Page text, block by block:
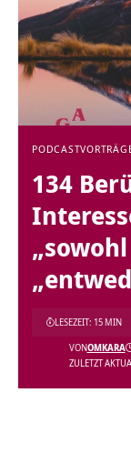
PODCAST
134
ZULETZT
VONOMKARA
LESEZEIT: 15 MIN